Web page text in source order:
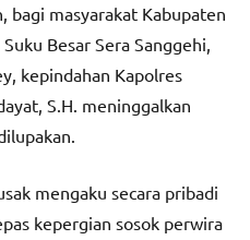
bagi masyarakat Kabupaten
Besar Sera Sanggehi,
kepindahan Kapolres
S.H. meninggalkan
mengaku secara pribadi
kepergian sosok perwira